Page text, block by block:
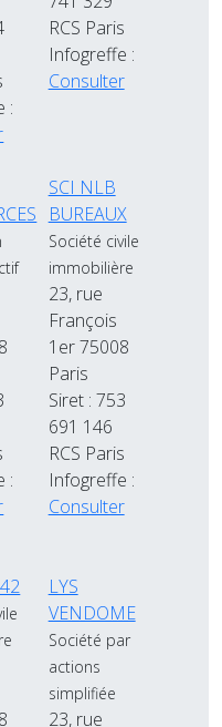
:
RCS Paris
Infogreffe :
Consulter
:
SCI NLB
BUREAUX
Société civile
immobilière
23, rue
François
1er 75008
Paris
Siret : 753
691 146
RCS Paris
Infogreffe :
Consulter
LYS
VENDOME
Société par
actions
simplifiée
23, rue